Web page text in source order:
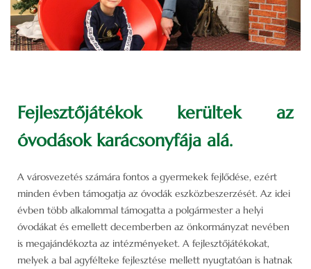
Fejlesztőjátékok kerültek az
óvodások karácsonyfája alá.
A városvezetés számára fontos a gyermekek fejlődése, ezért
minden évben támogatja az óvodák eszközbeszerzését. Az idei
évben több alkalommal támogatta a polgármester a helyi
óvodákat és emellett decemberben az önkormányzat nevében
is megajándékozta az intézményeket. A fejlesztőjátékokat,
melyek a bal agyfélteke fejlesztése mellett nyugtatóan is hatnak